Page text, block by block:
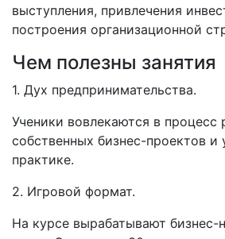
выступления, привлечения
построения организационной
Чем полезны занятия
1. Дух предпринимательства.
Ученики вовлекаются в процесс
собственных бизнес-проектов и
практике.
2. Игровой формат.
На курсе вырабатывают